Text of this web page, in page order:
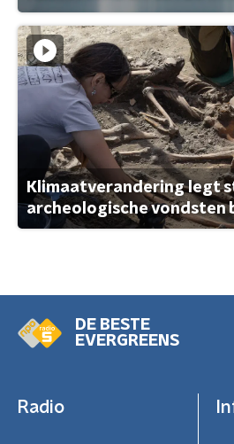
Klimaatverandering legt
archeologische vondsten
DE BESTE
EVERGREENS
Radio